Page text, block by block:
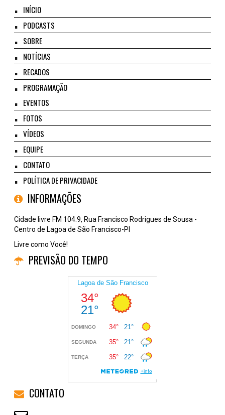
INÍCIO
PODCASTS
SOBRE
NOTÍCIAS
RECADOS
PROGRAMAÇÃO
EVENTOS
FOTOS
VÍDEOS
EQUIPE
CONTATO
POLÍTICA DE PRIVACIDADE
INFORMAÇÕES
Cidade livre FM 104.9, Rua Francisco Rodrigues de Sousa -
Centro de Lagoa de São Francisco-PI
Livre como Você!
PREVISÃO DO TEMPO
CONTATO